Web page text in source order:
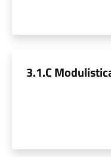
3.1.C